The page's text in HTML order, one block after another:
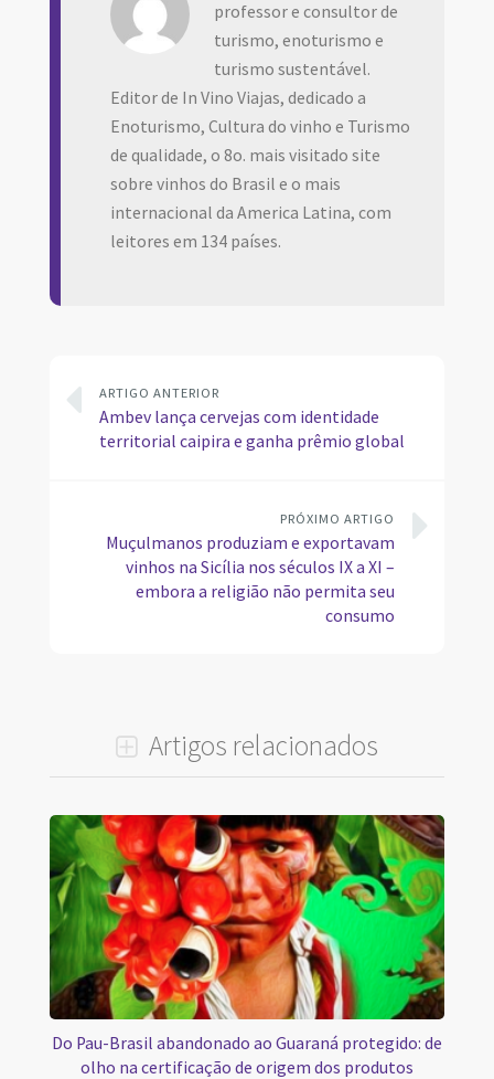
professor e consultor de
turismo, enoturismo e
turismo sustentável.
Editor de In Vino Viajas, dedicado a
Enoturismo, Cultura do vinho e Turismo
de qualidade, o 8o. mais visitado site
sobre vinhos do Brasil e o mais
internacional da America Latina, com
leitores em 134 países.
ARTIGO ANTERIOR
Ambev lança cervejas com identidade
territorial caipira e ganha prêmio global
PRÓXIMO ARTIGO
Muçulmanos produziam e exportavam
vinhos na Sicília nos séculos IX a XI –
embora a religião não permita seu
consumo
Artigos relacionados
Do Pau-Brasil abandonado ao Guaraná protegido: de
olho na certificação de origem dos produtos